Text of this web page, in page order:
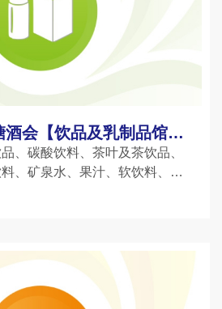
会【饮品及乳制品馆】
图纸
、碳酸饮料、茶叶及茶饮品、
、矿泉水、果汁、软饮料、糖